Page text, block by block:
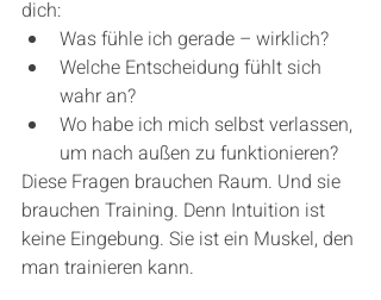
dich:
Was fühle ich gerade – wirklich?
Welche Entscheidung fühlt sich
wahr an?
Wo habe ich mich selbst verlassen,
um nach außen zu funktionieren?
Diese Fragen brauchen Raum. Und sie
brauchen Training. Denn Intuition ist
keine Eingebung. Sie ist ein Muskel, den
man trainieren kann.